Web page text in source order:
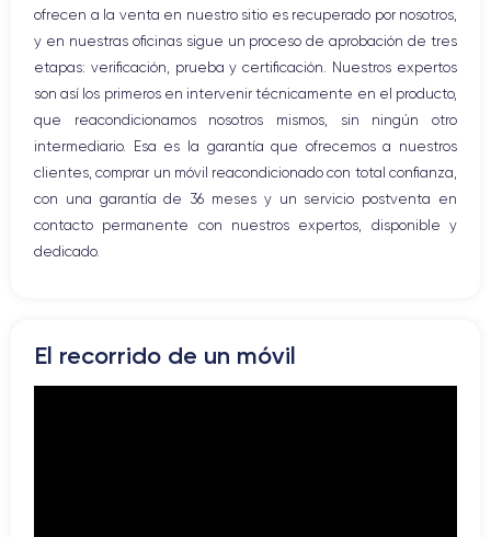
Conector USB
ofrecen a la venta en nuestro sitio es recuperado por nosotros,
y en nuestras oficinas sigue un proceso de aprobación de tres
etapas: verificación, prueba y certificación. Nuestros expertos
son así los primeros en intervenir técnicamente en el producto,
que reacondicionamos nosotros mismos, sin ningún otro
intermediario. Esa es la garantía que ofrecemos a nuestros
clientes, comprar un móvil reacondicionado con total confianza,
con una garantía de 36 meses y un servicio postventa en
contacto permanente con nuestros expertos, disponible y
dedicado.
El recorrido de un móvil